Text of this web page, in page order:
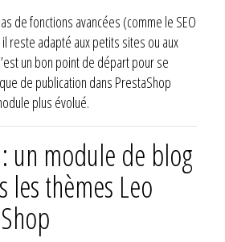
de fonctions avancées (comme le SEO
reste adapté aux petits sites ou aux
un bon point de départ pour se
de publication dans PrestaShop
plus évolué.
un module de blog
les thèmes Leo